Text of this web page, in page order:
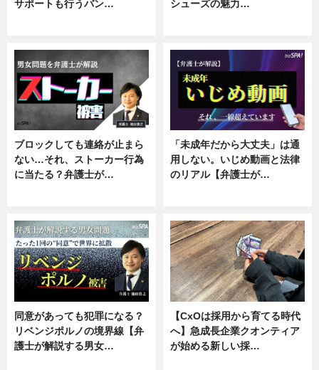
サポートも行うバン…
シューズの魅力…
ブロックしても連絡が止まら
ない…それ、ストーカー行為
に当たる？弁護士が…
「未成年だから大丈夫」は通
用しない。いじめ動画と法律
のリアル【弁護士が…
同意があっても犯罪になる？
リベンジポルノの境界線【弁
護士が解説する男女…
【CxOは採用から育てる時代
へ】急成長企業クオンティア
が始める新しい採…